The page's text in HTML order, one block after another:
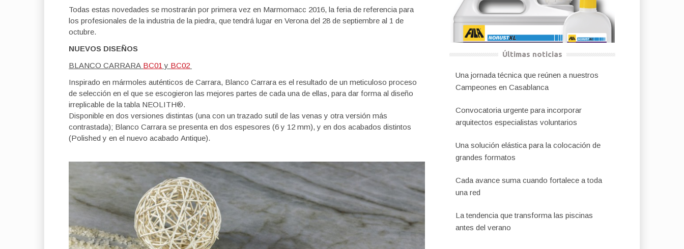
Todas estas novedades se mostrarán por primera vez en Marmomacc 2016, la feria de referencia para
los profesionales de la industria de la piedra, que tendrá lugar en Verona del 28 de septiembre al 1 de
octubre.
NUEVOS DISEÑOS
BLANCO CARRARA BC01 y BC02
Inspirado en mármoles auténticos de Carrara, Blanco Carrara es el resultado de un meticuloso proceso
de selección en el que se escogieron las mejores partes de cada una de ellas, para dar forma al diseño
irreplicable de la tabla NEOLITH®.
Disponible en dos versiones distintas (una con un trazado sutil de las venas y otra versión más
contrastada); Blanco Carrara se presenta en dos espesores (6 y 12 mm), y en dos acabados distintos
(Polished y en el nuevo acabado Antique).
Últimas noticias
Una jornada técnica que reúnen a nuestros
Campeones en Casablanca
Convocatoria urgente para incorporar
arquitectos especialistas voluntarios
Una solución elástica para la colocación de
grandes formatos
Cada avance suma cuando fortalece a toda
una red
La tendencia que transforma las piscinas
antes del verano